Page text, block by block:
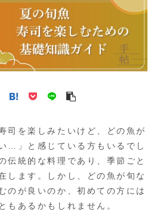
司を楽しみたいけど、どの魚が
…」と感じている方もいるでし
伝統的な料理であり、季節ごと
します。しかし、どの魚が旬な
のが良いのか、初めての方には
もあるかもしれません。